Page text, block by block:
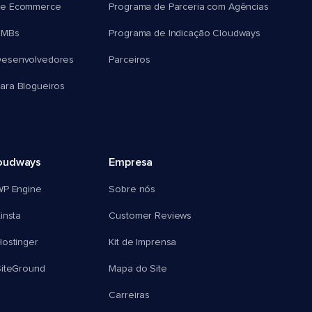
Ecommerce
Blogueiros
Programa de Parceria com Agências
Programa de Indicação Cloudways
Parceiros
Engine
Empresa
Sobre nós
Customer Reviews
Kit de Imprensa
Mapa do Site
Carreiras